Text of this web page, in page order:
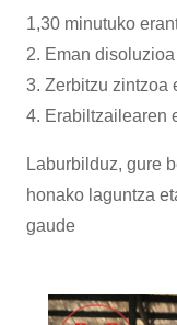
1,30 minutuko
2. Eman
3. Zerbitzu zintzoa
4. Erabiltzailearen
Laburbilduz, gure
honako laguntza
gaude